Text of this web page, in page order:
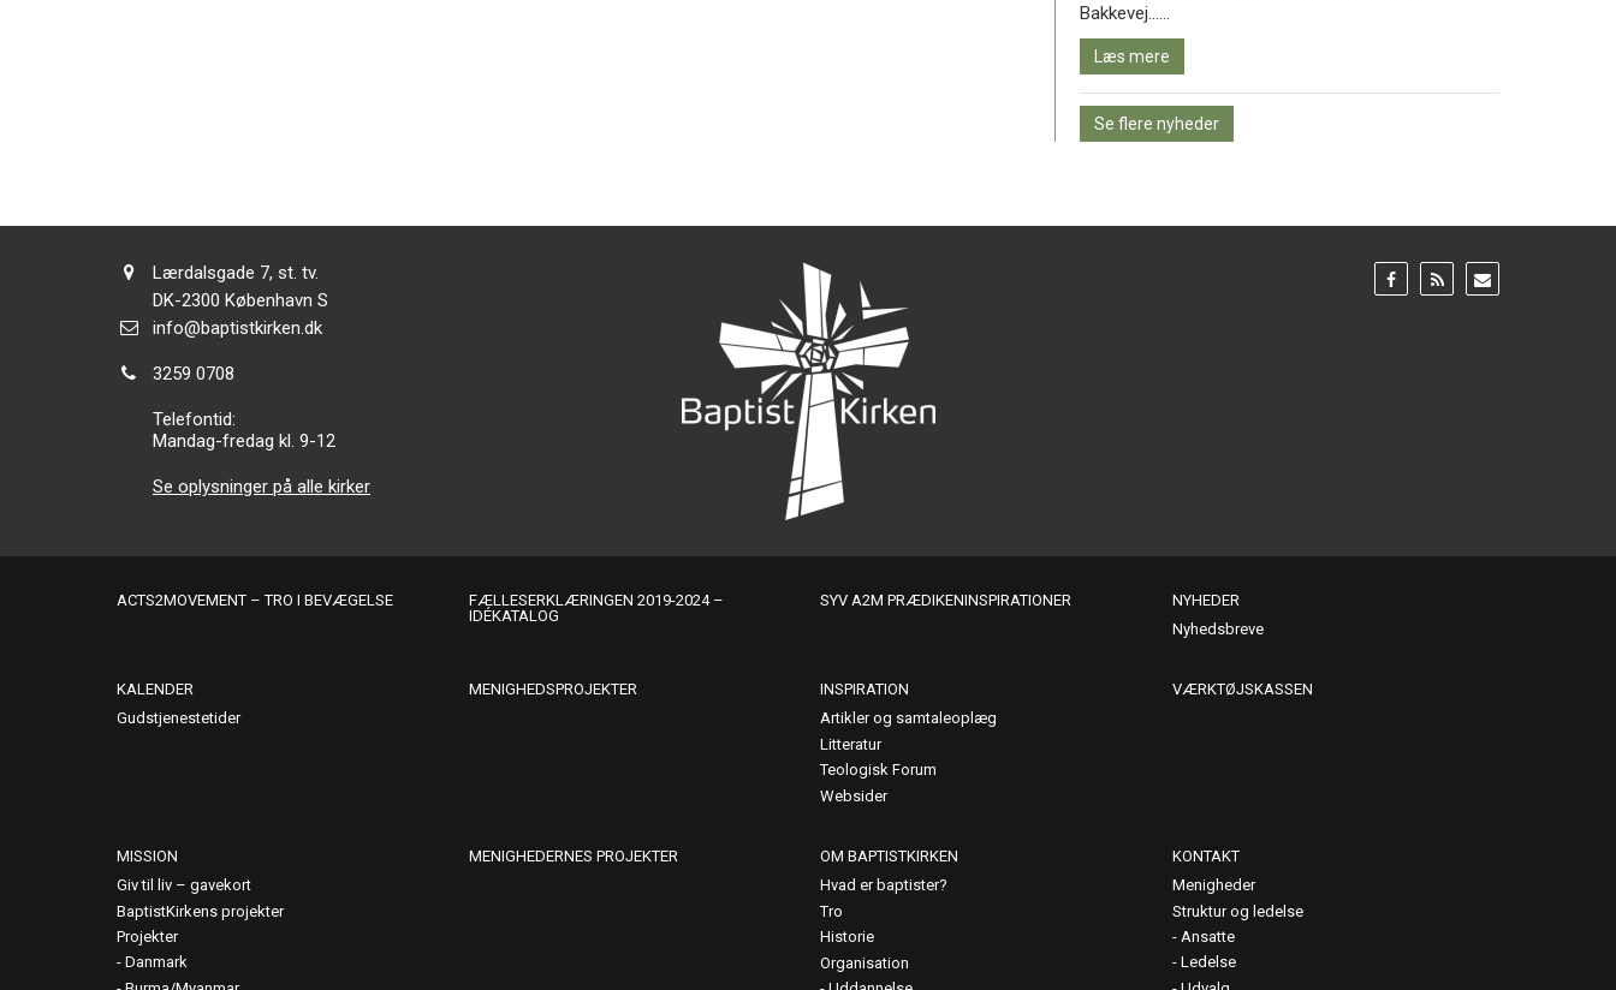
Bakkevej……
mere
Læs mere
Se flere nyheder
Adresse:
Lærdalsgade 7, st. tv.
Adresse:
DK-2300 København S
Send
info@baptistkirken.dk
Tlf.:
3259 0708
Telefontid:
Mandag-fredag kl. 9-12
Se oplysninger på alle kirker
Gå
til:
Gå
til:
Gå
til:
ACTS2MOVEMENT – TRO I BEVÆGELSE
FÆLLESERKLÆRINGEN 2019-2024 –
IDÉKATALOG
SYV A2M PRÆDIKENINSPIRATIONER
NYHEDER
Nyhedsbreve
KALENDER
Gudstjenestetider
MENIGHEDSPROJEKTER
INSPIRATION
Artikler og samtaleoplæg
Litteratur
Teologisk Forum
Websider
VÆRKTØJSKASSEN
MISSION
Giv til liv – gavekort
BaptistKirkens projekter
Projekter
Danmark
MENIGHEDERNES PROJEKTER
OM BAPTISTKIRKEN
Hvad er baptister?
Tro
Historie
Organisation
KONTAKT
Menigheder
Struktur og ledelse
Ansatte
Ledelse